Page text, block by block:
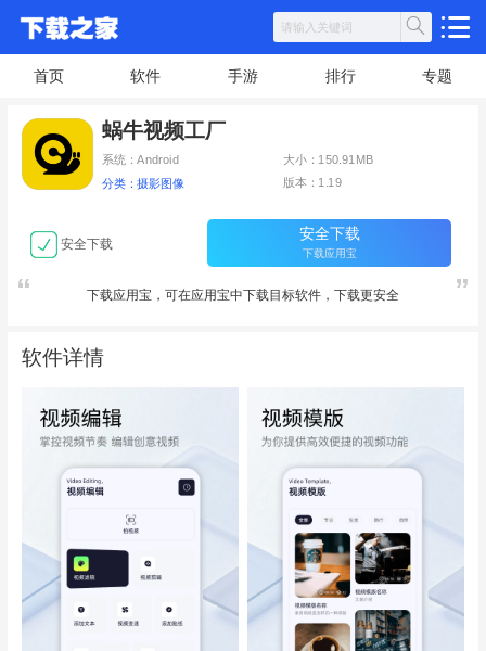
首页 软件 手游 排行 专题
蜗牛视频工厂
系统：Android 大小：150.91MB
分类：摄影图像 版本：1.19
安全下载
安全下载
下载应用宝
下载应用宝，可在应用宝中下载目标软件，下载更安全
软件详情